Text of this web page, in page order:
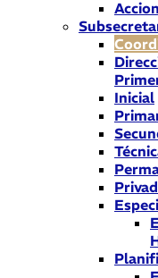
Inicial